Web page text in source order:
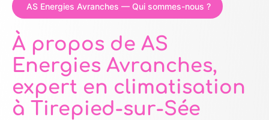
AS Energies Avranches — Qui sommes-nous ?
À propos de AS
Energies Avranches,
expert en climatisation
à Tirepied-sur-Sée